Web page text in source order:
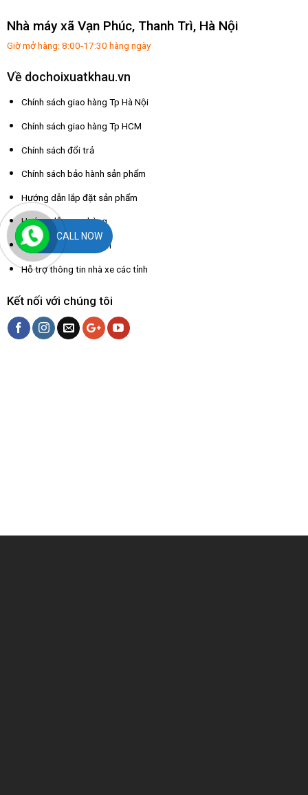
Nhà máy xã Vạn Phúc, Thanh Trì, Hà Nội
Giờ mở hàng: 8:00-17:30 hàng ngày
Về dochoixuatkhau.vn
Chính sách giao hàng Tp Hà Nội
Chính sách giao hàng Tp HCM
Chính sách đổi trả
Chính sách bảo hành sản phẩm
Hướng dẫn lắp đặt sản phẩm
Hướng dẫn mua hàng
Hướng dẫn thanh toán
Hỗ trợ thông tin nhà xe các tỉnh
Kết nối với chúng tôi
CALL NOW